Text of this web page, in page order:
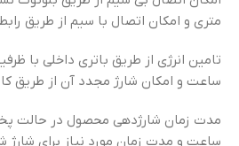
متری و امکان اتصال با سیم از طریق رابط جک ۳٫۵ میلی
ساعت و امکان شارژ مجدد آن از طریق
ساعت و مدت زمان مورد نیاز برای شارژ شدن